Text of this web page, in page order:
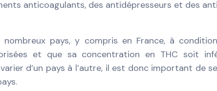
anticoagulants, des antidépresseurs et des
pays, y compris en France, à
et que sa concentration en THC soit
d’un pays à l’autre, il est donc important de